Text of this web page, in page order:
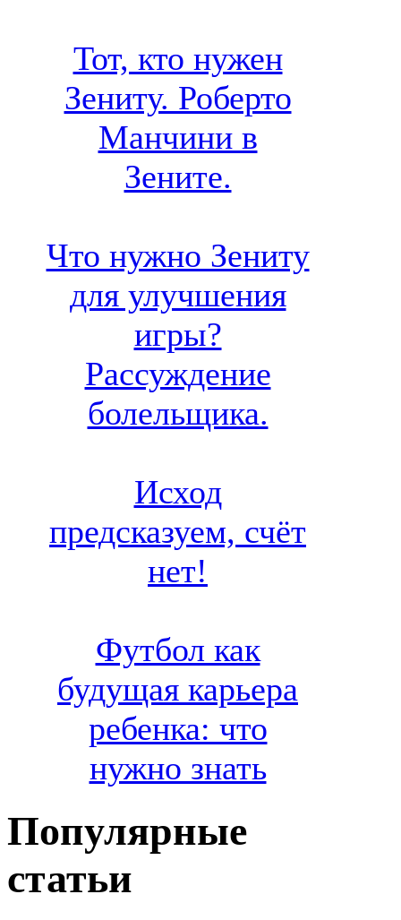
Тот, кто нужен
Зениту. Роберто
Манчини в
Зените.
Что нужно Зениту
для улучшения
игры?
Рассуждение
болельщика.
Исход
предсказуем, счёт
нет!
Футбол как
будущая карьера
ребенка: что
нужно знать
Популярные
статьи